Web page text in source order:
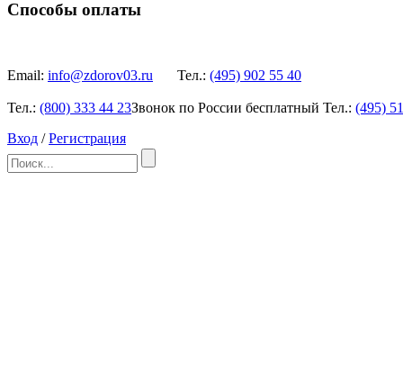
Способы оплаты
Email: info@zdorov03.ru Тел.: (495) 902 55 40
Тел.: (800) 333 44 23Звонок по России бесплатный Тел.: (495)
Вход /Регистрация